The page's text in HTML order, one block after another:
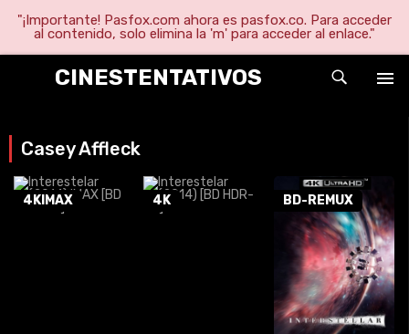
"¡Importante! Pasfox.com ahora es pasfox.co. Para acceder
al contenido, solo elimina la 'm' para acceder al enlace."
CINESTENTATIVOS
Casey Affleck
4KIMAX 4K BD-REMUX